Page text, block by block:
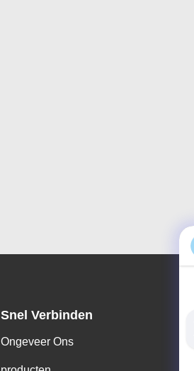
Snel Verbinden
Ongeveer Ons